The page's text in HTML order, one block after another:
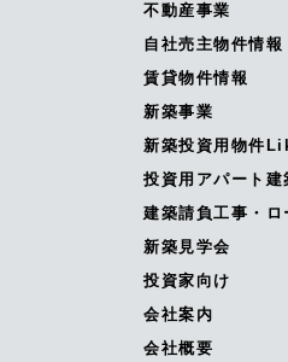
不動産事業
自社売主物件情報
賃貸物件情報
新築事業
新築投資用物件
投資用アパート建
建築請負工事・ロ
新築見学会
投資家向け
会社案内
会社概要